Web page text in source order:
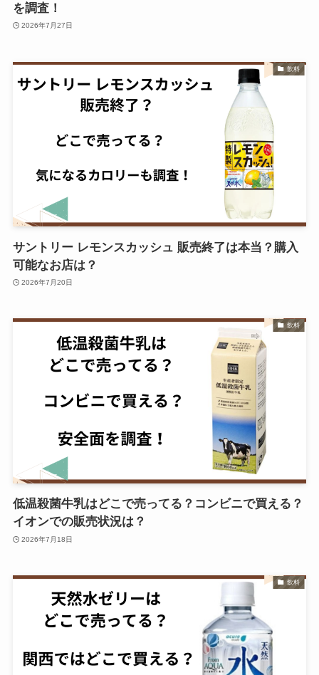
を調査！
2026年7月27日
飲料
サントリー レモンスカッシュ 販売終了は本当？購入
可能なお店は？
2026年7月20日
飲料
低温殺菌牛乳はどこで売ってる？コンビニで買える？
イオンでの販売状況は？
2026年7月18日
飲料